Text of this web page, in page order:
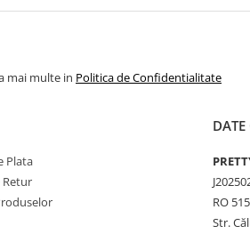
mai multe in Politica de Confidentialitate
Plata
Retur
RO
Str.